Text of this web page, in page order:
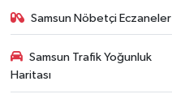
Samsun Nöbetçi Eczaneler
Samsun Trafik Yoğunluk
Haritası